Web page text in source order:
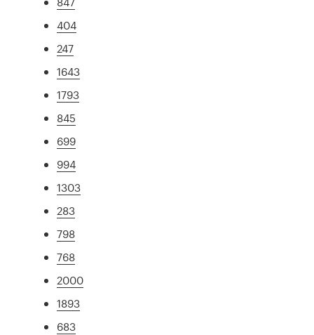
404
247
1643
1793
845
699
994
1303
283
798
768
2000
1893
683